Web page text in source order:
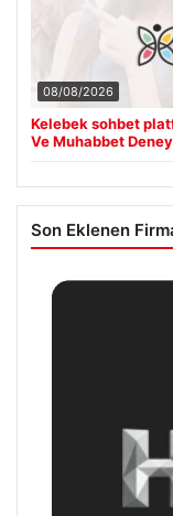
08/08/2026
Kelebek sohbet
Ve Muhabbet
Son Eklenen